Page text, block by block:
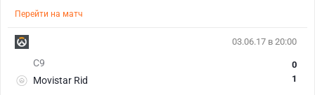
Перейти на матч
03.06.17 в 20:00
С9
Movistar Rid
0
1